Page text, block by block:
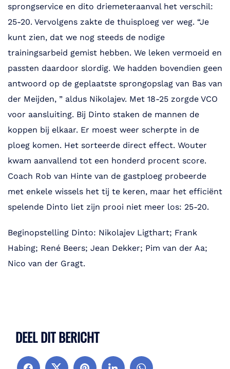
sprongservice en dito driemeteraanval het verschil:
25-20. Vervolgens zakte de thuisploeg ver weg. “Je
kunt zien, dat we nog steeds de nodige
trainingsarbeid gemist hebben. We leken vermoeid en
passten daardoor slordig. We hadden bovendien geen
antwoord op de geplaatste sprongopslag van Bas van
der Meijden, ” aldus Nikolajev. Met 18-25 zorgde VCO
voor aansluiting. Bij Dinto staken de mannen de
koppen bij elkaar. Er moest weer scherpte in de
ploeg komen. Het sorteerde direct effect. Wouter
kwam aanvallend tot een honderd procent score.
Coach Rob van Hinte van de gastploeg probeerde
met enkele wissels het tij te keren, maar het efficiënt
spelende Dinto liet zijn prooi niet meer los: 25-20.
Beginopstelling Dinto: Nikolajev Ligthart; Frank
Habing; René Beers; Jean Dekker; Pim van der Aa;
Nico van der Gragt.
DEEL DIT BERICHT